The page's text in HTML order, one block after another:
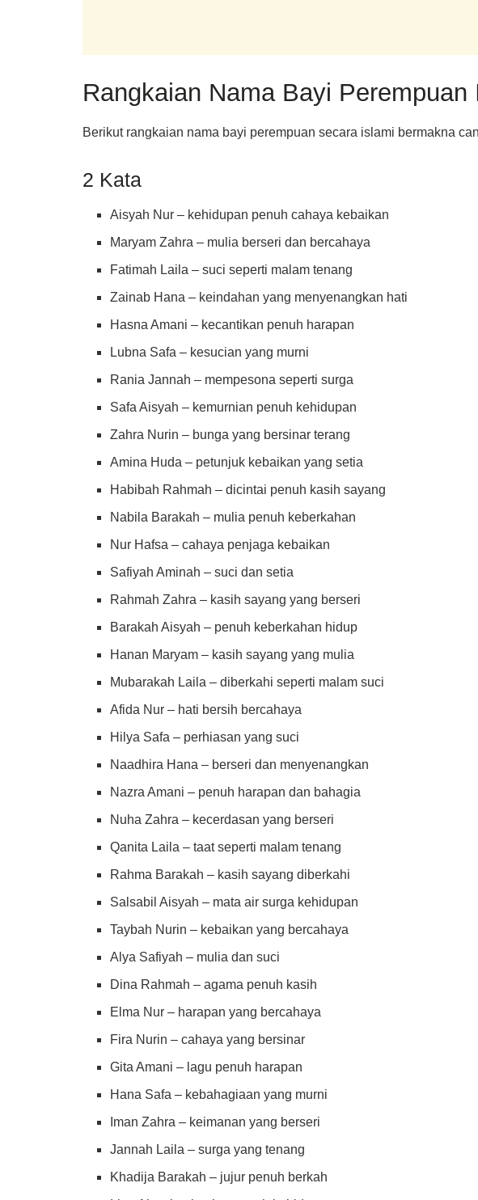
Rangkaian Nama Bayi
Berikut rangkaian nama bayi perempuan secara islami bermakna
2 Kata
Aisyah Nur – kehidupan penuh cahaya kebaikan
Maryam Zahra – mulia berseri dan bercahaya
Fatimah Laila – suci seperti malam tenang
Zainab Hana – keindahan yang menyenangkan hati
Hasna Amani – kecantikan penuh harapan
Lubna Safa – kesucian yang murni
Rania Jannah – mempesona seperti surga
Safa Aisyah – kemurnian penuh kehidupan
Zahra Nurin – bunga yang bersinar terang
Amina Huda – petunjuk kebaikan yang setia
Habibah Rahmah – dicintai penuh kasih sayang
Nabila Barakah – mulia penuh keberkahan
Nur Hafsa – cahaya penjaga kebaikan
Safiyah Aminah – suci dan setia
Rahmah Zahra – kasih sayang yang berseri
Barakah Aisyah – penuh keberkahan hidup
Hanan Maryam – kasih sayang yang mulia
Mubarakah Laila – diberkahi seperti malam suci
Afida Nur – hati bersih bercahaya
Hilya Safa – perhiasan yang suci
Naadhira Hana – berseri dan menyenangkan
Nazra Amani – penuh harapan dan bahagia
Nuha Zahra – kecerdasan yang berseri
Qanita Laila – taat seperti malam tenang
Rahma Barakah – kasih sayang diberkahi
Salsabil Aisyah – mata air surga kehidupan
Taybah Nurin – kebaikan yang bercahaya
Alya Safiyah – mulia dan suci
Dina Rahmah – agama penuh kasih
Elma Nur – harapan yang bercahaya
Fira Nurin – cahaya yang bersinar
Gita Amani – lagu penuh harapan
Hana Safa – kebahagiaan yang murni
Iman Zahra – keimanan yang berseri
Jannah Laila – surga yang tenang
Khadija Barakah – jujur penuh berkah